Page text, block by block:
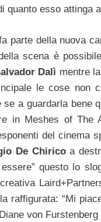
quanto esso attinga
parte della nuova
scena è
Dalì mentre
le cose non
a guardarla
in Meshes of
del cinema
De Chiricoa
questo lo
raffigurata: “Mi
von